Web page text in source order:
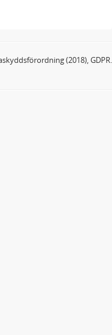
(2018), GDPR.